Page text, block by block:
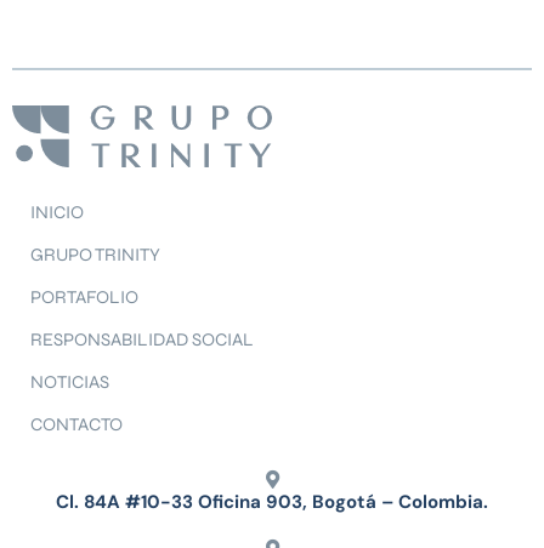
INICIO
GRUPO TRINITY
PORTAFOLIO
RESPONSABILIDAD SOCIAL
NOTICIAS
CONTACTO
Cl. 84A #10-33 Oficina 903, Bogotá – Colombia.